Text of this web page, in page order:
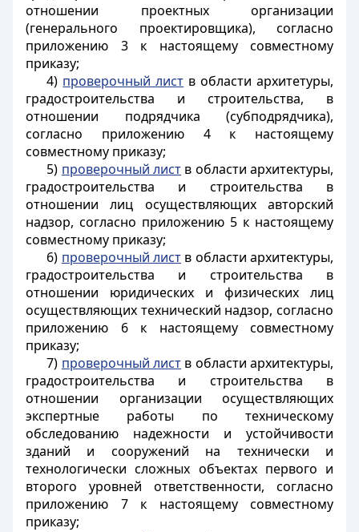
отношении проектных организации
(генерального проектировщика), согласно
приложению 3 к настоящему совместному
приказу;
4) проверочный лист в области архитетуры,
градостроительства и строительства, в
отношении подрядчика (субподрядчика),
согласно приложению 4 к настоящему
совместному приказу;
5) проверочный лист в области архитектуры,
градостроительства и строительства в
отношении лиц осуществляющих авторский
надзор, согласно приложению 5 к настоящему
совместному приказу;
6) проверочный лист в области архитектуры,
градостроительства и строительства в
отношении юридических и физических лиц
осуществляющих технический надзор, согласно
приложению 6 к настоящему совместному
приказу;
7) проверочный лист в области архитектуры,
градостроительства и строительства в
отношении организации осуществляющих
экспертные работы по техническому
обследованию надежности и устойчивости
зданий и сооружений на технически и
технологически сложных объектах первого и
второго уровней ответственности, согласно
приложению 7 к настоящему совместному
приказу;